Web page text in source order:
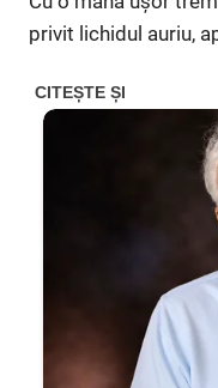
privit lichidul auriu,